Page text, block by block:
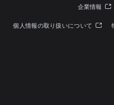
企業情報
個人情報の取り扱いについて